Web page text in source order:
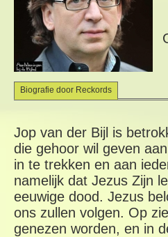
Biografie door Reckords
Jop van der Bijl is
die gehoor wil geven
in te trekken en aan
namelijk dat Jezus Zijn
eeuwige dood. Jezus
ons zullen volgen. Op
genezen worden, en in